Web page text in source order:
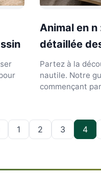
Animal en
détaillée
Partez à la
nautile. Notre
commençant
1 2 3 4